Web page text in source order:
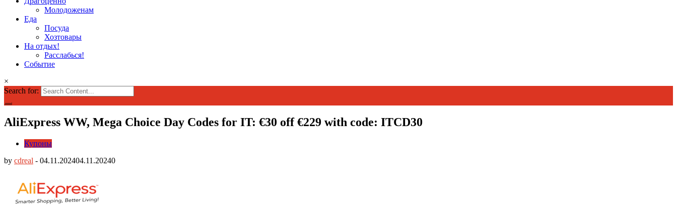
Молодоженам
Еда
Посуда
Хозтовары
На отдых!
Расслабься!
Событие
×
Search for:
AliExpress WW, Mega Choice Day Codes for IT: €30 off €229 with code: ITCD30
Купоны
by cdreal - 04.11.202404.11.20240